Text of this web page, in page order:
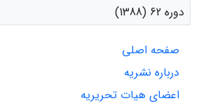
دوره 62 (1388)
صفحه اصلی
درباره نشریه
اعضای هیات تحریریه